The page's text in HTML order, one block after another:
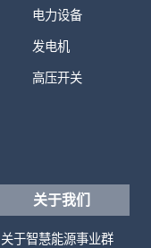
电力设备
发电机
高压开关
关于我们
关于智慧能源事业群